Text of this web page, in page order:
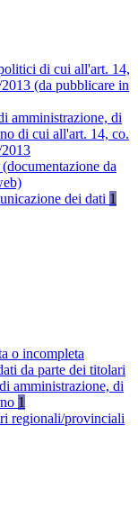
di cui all'art. 14,
(da pubblicare in
amministrazione, di
di cui all'art. 14, co.
da
dei dati 1
o incompleta
da parte dei titolari
amministrazione, di
1
regionali/provinciali